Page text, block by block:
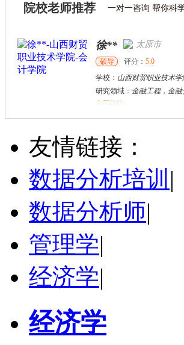
院校老师推荐 一对一咨询 帮你科
徐** 太原市
硕导 评分： 5.0
学校： 山西财贸职业技术学
研究领域： 金融工程，金
立即咨询
林洲钰 广州市
博导
学校：暨南大学管理学院
立即咨询
友情链接：
数据分析培训 |
数据分析师|
管理学|
经济学|
经济学